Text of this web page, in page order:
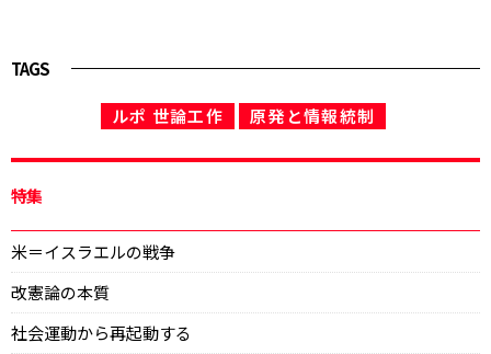
TAGS
ルポ 世論工作 原発と情報統制
特集
米＝イスラエルの戦争
改憲論の本質
社会運動から再起動する